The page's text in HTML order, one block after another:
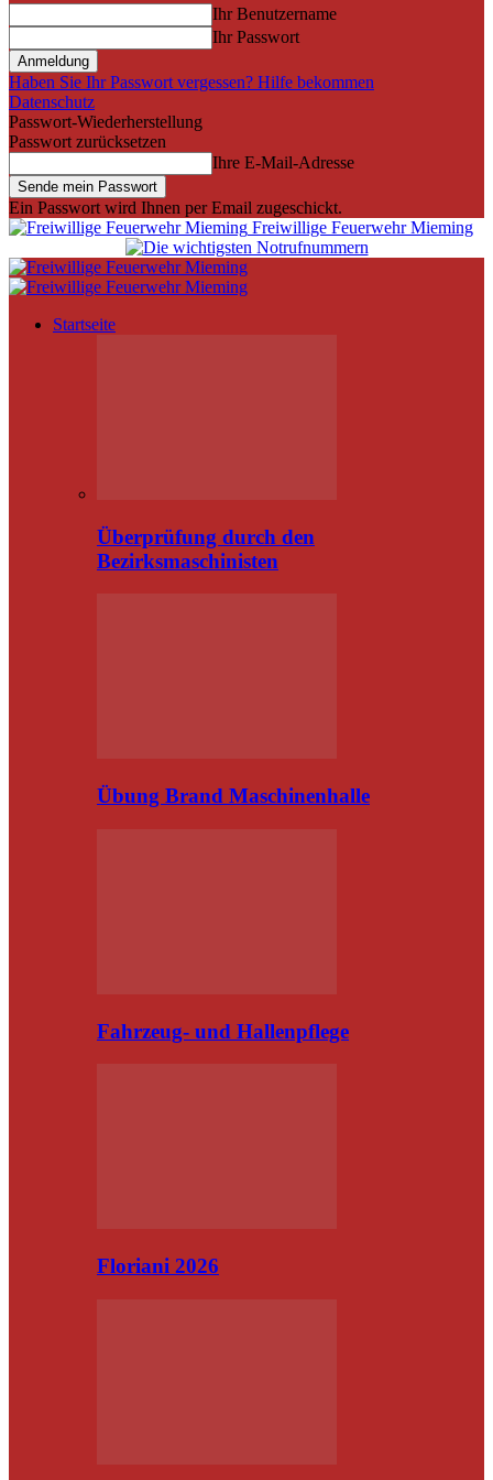
Ihr Benutzername
Ihr Passwort
Haben Sie Ihr Passwort vergessen? Hilfe bekommen
Datenschutz
Passwort-Wiederherstellung
Passwort zurücksetzen
Ihre E-Mail-Adresse
Ein Passwort wird Ihnen per Email zugeschickt.
Freiwillige Feuerwehr Mieming
Startseite
Überprüfung durch den
Bezirksmaschinisten
Übung Brand Maschinenhalle
Fahrzeug- und Hallenpflege
Floriani 2026